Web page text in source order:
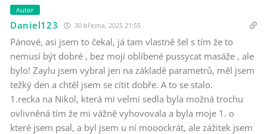
Autor
Daniel123 30 března, 2025 21:55
Pánové, asi jsem to čekal, já tam vlastně šel s tím že to
nemusí být dobré , bez mojí oblíbené pussycat masáže , ale
bylo! Zaylu jsem vybral jen na základě parametrů, měl jsem
težký den a chtěl jsem se cítit dobře. A to se stalo.
1.recka na Nikol, která mi velmi sedla byla možná trochu
ovlivněná tím že mi vážně vyhovovala a byla moje 1. o
které jsem psal, a byl jsem u ní mooockrát, ale zážitek jsem